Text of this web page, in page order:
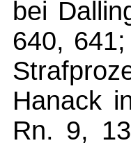
bei
640,
Hanack
Rn. 9,